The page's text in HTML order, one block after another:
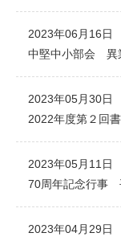
2023年06月16日
中堅中小部会 異
2023年05月30日
2022年度第２回
2023年05月11日
70周年記念行事
2023年04月29日